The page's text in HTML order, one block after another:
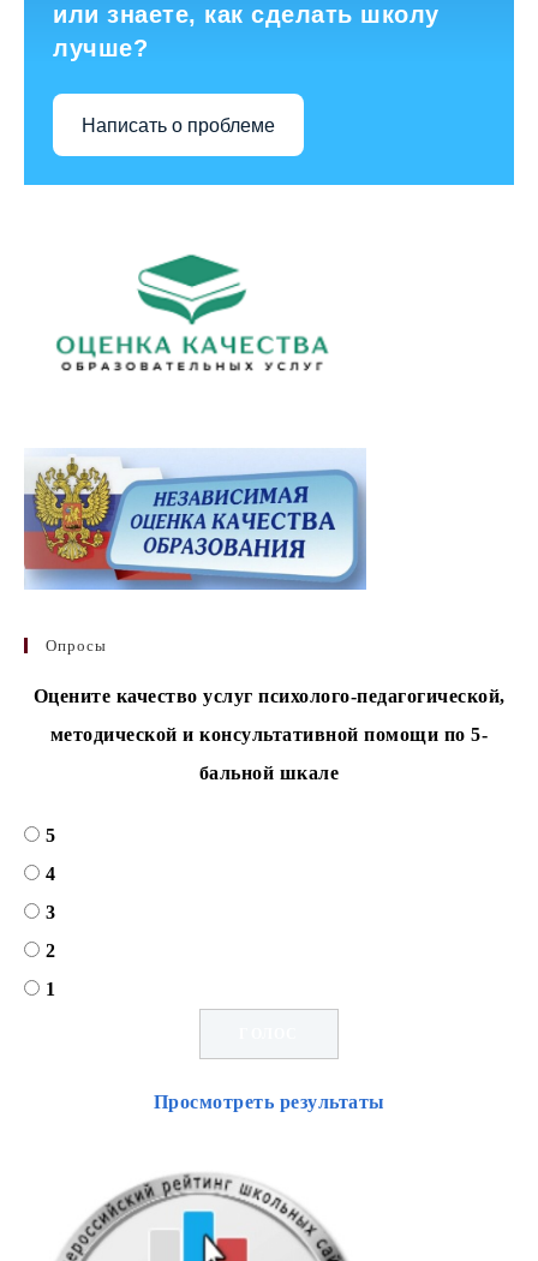
или знаете, как сделать школу
лучше?
Написать о проблеме
Опросы
Оцените качество услуг психолого-педагогической,
методической и консультативной помощи по 5-
бальной шкале
5
4
3
2
1
Просмотреть результаты